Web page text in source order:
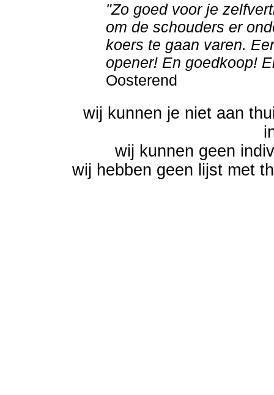
"Zo goed voor je
om de schouders er
koers te gaan varen.
opener! En goedkoop!
Oosterend
wij kunnen je niet aan
wij kunnen geen
wij hebben geen lijst met